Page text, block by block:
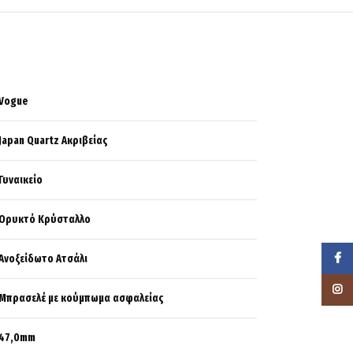
Japan Quartz Ακριβείας
Γυναικείο
Ορυκτό Κρύσταλλο
Ατσάλι
Μπρασελέ με κούμπωμα ασφαλείας
47,0mm